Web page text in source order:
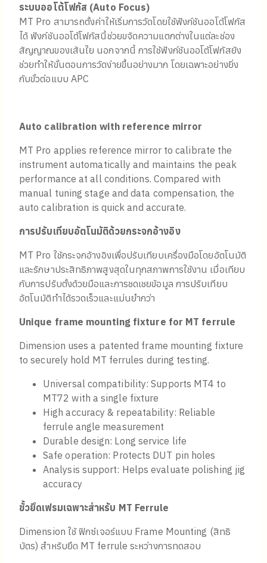
ระบบออโต้โฟกัส (Auto Focus)
MT Pro สามารถตั้งค่าให้เริ่มการวัดโดยใช้ฟังก์ชันออโต้โฟกัส
ได้ ฟังก์ชันออโต้โฟกัสนี้ช่วยขจัดความแตกต่างในแต่ละช่อง
สัญญาณของเส้นใย นอกจากนี้ การใช้ฟังก์ชันออโต้โฟกัสยัง
ช่วยทำให้ขั้นตอนการวัดง่ายขึ้นอย่างมาก โดยเฉพาะอย่างยิ่ง
กับขั้วต่อแบบ APC
Auto calibration with reference mirror
MT Pro applies reference mirror to calibrate the
instrument automatically and maintains the peak
performance at all conditions. Compared with
manual tuning stage and data compensation, the
auto calibration is quick and accurate.
การปรับเทียบอัตโนมัติด้วยกระจกอ้างอิง
MT Pro ใช้กระจกอ้างอิงเพื่อปรับเทียบเครื่องมือโดยอัตโนมัติ
และรักษาประสิทธิภาพสูงสุดในทุกสภาพการใช้งาน เมื่อเทียบ
กับการปรับตั้งด้วยมือและการชดเชยข้อมูล การปรับเทียบ
อัตโนมัติทำได้รวดเร็วและแม่นยำกว่า
Unique frame mounting fixture for MT ferrule
Dimension uses a patented frame mounting fixture
to securely hold MT ferrules during testing.
Universal compatibility: Supports MT4 to
MT72 with a single fixture
High accuracy & repeatability: Reliable
ferrule angle measurement
Durable design: Long service life
Safe operation: Protects DUT pin holes
Analysis support: Helps evaluate polishing jig
accuracy
ขั้วยึดเฟรมเฉพาะสำหรับ MT Ferrule
Dimension ใช้ ฟิกซ์เจอร์แบบ Frame Mounting (สิทธิ
บัตร) สำหรับยึด MT ferrule ระหว่างการทดสอบ